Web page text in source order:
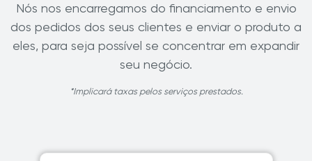
Nós nos encarregamos do financiamento e envio
dos pedidos dos seus clientes e enviar o produto a
eles, para seja possível se concentrar em expandir
seu negócio.
*Implicará taxas pelos serviços prestados.